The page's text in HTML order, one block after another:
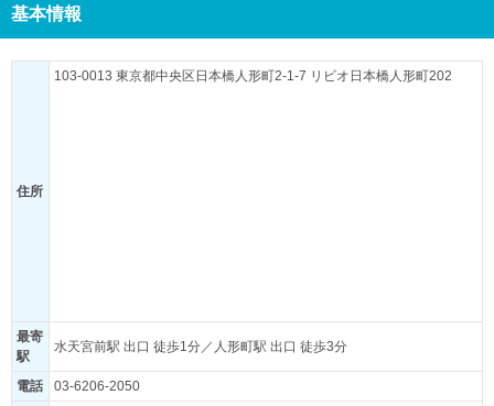
基本情報
住所
103-0013 東京都中央区日本橋人形町2-1-7 リビオ日本橋人形町202
最寄
駅
水天宮前駅 出口 徒歩1分／人形町駅 出口 徒歩3分
電話 03-6206-2050